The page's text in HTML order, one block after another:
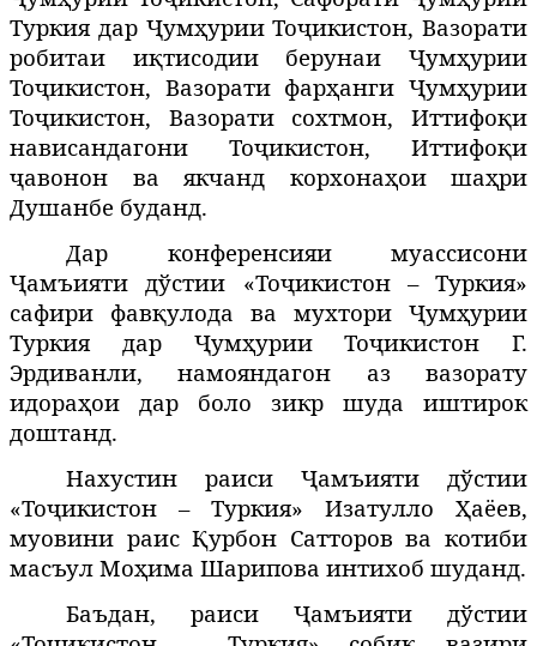
Туркия дар Ҷумҳурии Тоҷикистон, Вазорати
робитаи иқтисодии берунаи Ҷумҳурии
Тоҷикистон, Вазорати фарҳанги Ҷумҳурии
Тоҷикистон, Вазорати сохтмон, Иттифоқи
нависандагони Тоҷикистон, Иттифоқи
ҷавонон ва якчанд корхонаҳои шаҳри
Душанбе буданд.
Дар конференсияи муассисони
Ҷамъияти дўстии «Тоҷикистон – Туркия»
сафири фавқулода ва мухтори Ҷумҳурии
Туркия дар Ҷумҳурии Тоҷикистон Г.
Эрдиванли, намояндагон аз вазорату
идораҳои дар боло зикр шуда иштирок
доштанд.
Нахустин раиси Ҷамъияти дўстии
«Тоҷикистон – Туркия» Изатулло Ҳаёев,
муовини раис Қурбон Сатторов ва котиби
масъул Моҳима Шарипова интихоб шуданд.
Баъдан, раиси Ҷамъияти дўстии